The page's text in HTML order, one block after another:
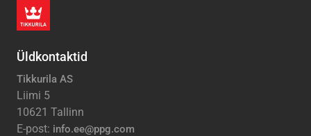
Üldkontaktid
Tikkurila AS
Liimi 5
10621 Tallinn
E-post: info.ee@ppg.com